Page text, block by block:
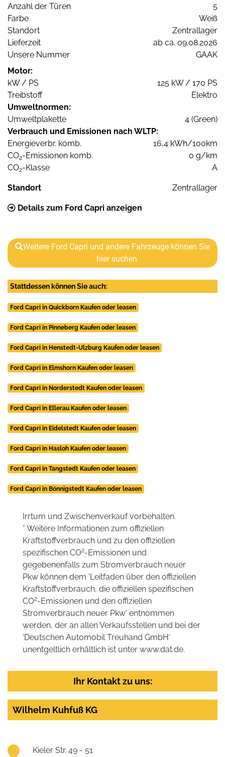
Anzahl der Türen
5
Farbe
Weiß
Standort
Zentrallager
Lieferzeit
ab ca. 09.08.2026
Unsere Nummer
GAAK
Motor:
kW / PS
125 kW / 170 PS
Treibstoff
Elektro
Umweltnormen:
Umweltplakette
4 (Green)
Verbrauch und Emissionen nach WLTP:
Energieverbr. komb.
16,4 kWh/100km
CO2-Emissionen komb.
0 g/km
CO2-Klasse A
Standort Zentrallager
Details zum Ford Capri anzeigen
Weitere Ford Capri und andere Fahrzeuge können Sie
hier suchen
Stattdessen können Sie auch:
Ford Capri in Quickborn Kaufen oder leasen
Ford Capri in Pinneberg Kaufen oder leasen
Ford Capri in Henstedt-Ulzburg Kaufen oder leasen
Ford Capri in Elmshorn Kaufen oder leasen
Ford Capri in Norderstedt Kaufen oder leasen
Ford Capri in Ellerau Kaufen oder leasen
Ford Capri in Eidelstedt Kaufen oder leasen
Ford Capri in Hasloh Kaufen oder leasen
Ford Capri in Tangstedt Kaufen oder leasen
Ford Capri in Bönnigstedt Kaufen oder leasen
Irrtum und Zwischenverkauf vorbehalten.
* Weitere Informationen zum offiziellen
Kraftstoffverbrauch und zu den offiziellen
spezifischen CO2-Emissionen und
gegebenenfalls zum Stromverbrauch neuer
Pkw können dem 'Leitfaden über den offiziellen
Kraftstoffverbrauch, die offiziellen spezifischen
CO2-Emissionen und den offiziellen
Stromverbrauch neuer Pkw' entnommen
werden, der an allen Verkaufsstellen und bei der
'Deutschen Automobil Treuhand GmbH'
unentgeltlich erhältlich ist unter www.dat.de.
Ihr Kontakt zu uns:
Wilhelm Kuhfuß KG
Kieler Str. 49 - 51